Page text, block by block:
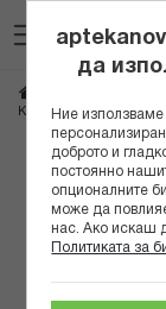
към
съдържанието
Кръвоносна система и
Преминете
края
да
Ние
доброто и
постоянно
опционалните
може да
нас. Ако искаш
Политиката за